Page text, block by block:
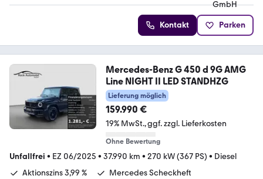
Kontakt Parken
Mercedes-Benz G 450 d 9G AMG
Line NIGHT II LED STANDHZG
Lieferung möglich
159.990 €
19% MwSt. ggf. zzgl. Lieferkosten
Ohne Bewertung
Unfallfrei • EZ 06/2025 • 37.990 km • 270 kW (367 PS) • Diesel
Aktionszins 3,99 %
Mercedes Scheckheft